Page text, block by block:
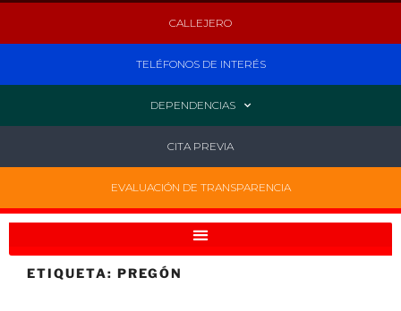
CALLEJERO
TELÉFONOS DE INTERÉS
DEPENDENCIAS
CITA PREVIA
EVALUACIÓN DE TRANSPARENCIA
ETIQUETA: PREGÓN